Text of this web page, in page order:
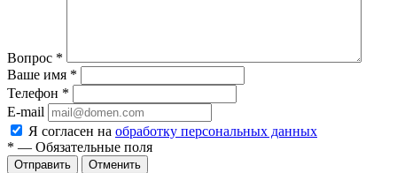
Вопрос *
Ваше имя *
Телефон *
E-mail
Я согласен на обработку персональных данных
* — Обязательные поля
Отменить